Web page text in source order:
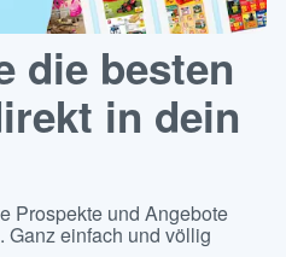
die besten
in dein
Prospekte und Angebote
Ganz einfach und völlig